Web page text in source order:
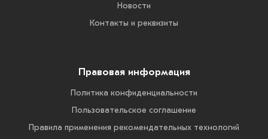
Новости
Контакты и реквизиты
Правовая информация
Политика конфиденциальности
Пользовательское соглашение
Правила применения рекомендательных технологий